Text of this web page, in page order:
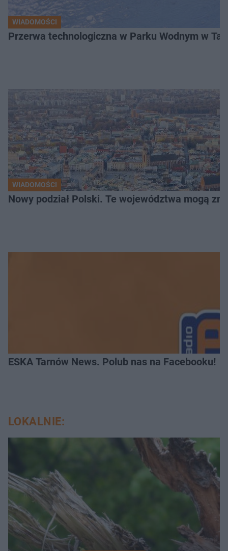
WIADOMOŚCI
Przerwa technologiczna w Parku Wodnym w
WIADOMOŚCI
Nowy podział Polski. Te województwa mogą
ESKA Tarnów News. Polub nas na Facebooku!
LOKALNIE: